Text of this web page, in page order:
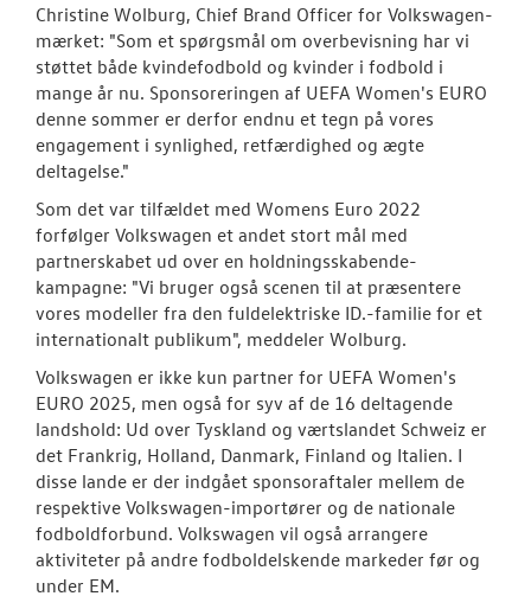
Christine Wolburg, Chief Brand Officer for Volkswagen-
mærket: "Som et spørgsmål om overbevisning har vi
støttet både kvindefodbold og kvinder i fodbold i
mange år nu. Sponsoreringen af UEFA Women's EURO
denne sommer er derfor endnu et tegn på vores
engagement i synlighed, retfærdighed og ægte
deltagelse."
Som det var tilfældet med Womens Euro 2022
forfølger Volkswagen et andet stort mål med
partnerskabet ud over en holdningsskabende-
kampagne: "Vi bruger også scenen til at præsentere
vores modeller fra den fuldelektriske ID.-familie for et
internationalt publikum", meddeler Wolburg.
Volkswagen er ikke kun partner for UEFA Women's
EURO 2025, men også for syv af de 16 deltagende
landshold: Ud over Tyskland og værtslandet Schweiz er
det Frankrig, Holland, Danmark, Finland og Italien. I
disse lande er der indgået sponsoraftaler mellem de
respektive Volkswagen-importører og de nationale
fodboldforbund. Volkswagen vil også arrangere
aktiviteter på andre fodboldelskende markeder før og
under EM.